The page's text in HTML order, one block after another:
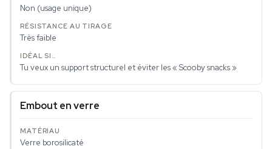
Non (usage unique)
Très faible
Tu veux un support structurel et éviter les « Scooby snacks »
Embout en verre
Verre borosilicaté